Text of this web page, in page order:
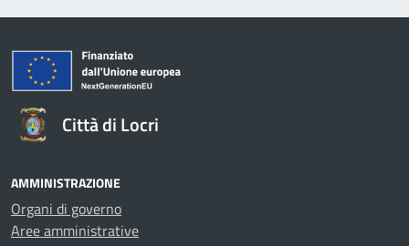
Città di Locri
AMMINISTRAZIONE
Organi di governo
Aree amministrative